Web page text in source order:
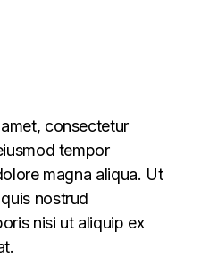
consectetur
tempor
magna aliqua. Ut
nostrud
nisi ut aliquip ex